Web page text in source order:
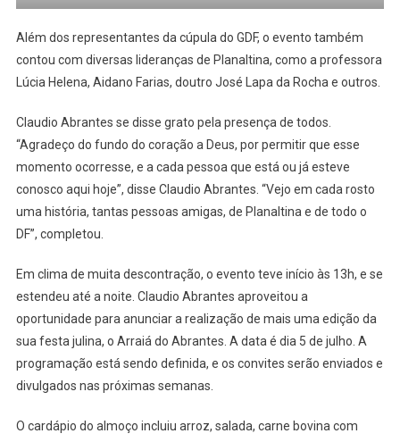
Além dos representantes da cúpula do GDF, o evento também
contou com diversas lideranças de Planaltina, como a professora
Lúcia Helena, Aidano Farias, doutro José Lapa da Rocha e outros.
Claudio Abrantes se disse grato pela presença de todos.
“Agradeço do fundo do coração a Deus, por permitir que esse
momento ocorresse, e a cada pessoa que está ou já esteve
conosco aqui hoje”, disse Claudio Abrantes. “Vejo em cada rosto
uma história, tantas pessoas amigas, de Planaltina e de todo o
DF”, completou.
Em clima de muita descontração, o evento teve início às 13h, e se
estendeu até a noite. Claudio Abrantes aproveitou a
oportunidade para anunciar a realização de mais uma edição da
sua festa julina, o Arraiá do Abrantes. A data é dia 5 de julho. A
programação está sendo definida, e os convites serão enviados e
divulgados nas próximas semanas.
O cardápio do almoço incluiu arroz, salada, carne bovina com